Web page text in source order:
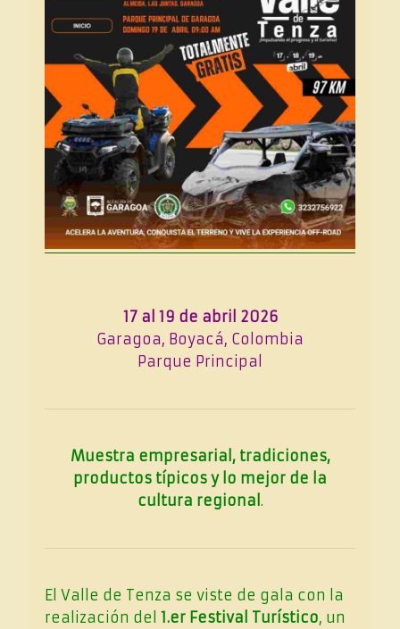
17 al 19 de abril 2026
Garagoa, Boyacá, Colombia
Parque Principal
Muestra empresarial, tradiciones,
productos típicos y lo mejor de la
cultura regional .
El Valle de Tenza se viste de gala con la
realización del 1.er Festival Turístico, un